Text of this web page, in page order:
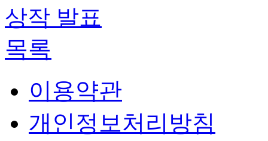
상작 발표
목록
이용약관
개인정보처리방침